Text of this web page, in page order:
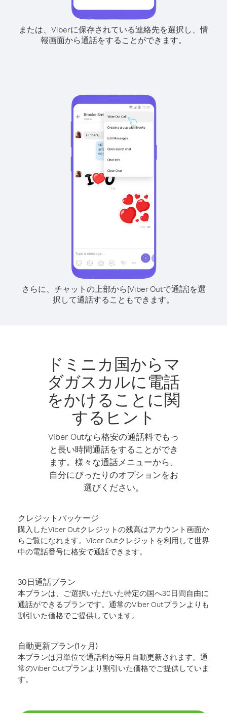
または、Viberに保存されている連絡先を選択し、情
報画面から通話をすることができます。
さらに、チャットの上部から[Viber Outで通話]を選
択して通話することもできます。
ドミニカ国からマ
ダガスカルに電話
をかけることに関
するヒント
Viber Outなら格安の通話料でもっ
と長い時間通話をすることができ
ます。様々な通話メニューから、
自分にぴったりのオプションをお
選びください。
クレジットパッケージ
購入したViber Outクレジットの残高はアカウント画面か
らご覧になれます。Viber Outクレジットを利用して世界
中の電話番号に格安で通話できます。
30日通話プラン
本プランは、ご選択いただいた特定の国へ30日間自由に
通話ができるプランです。通常のViber Outプランよりも
割引いた価格でご提供しています。
自動更新プラン(1ヶ月)
本プランは月単位で通話料が毎月自動更新されます。通
常のViber Outプランより割引いた価格でご提供していま
す。